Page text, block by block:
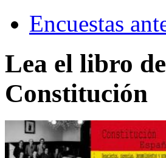
Encuestas
Lea el libro
Constitución